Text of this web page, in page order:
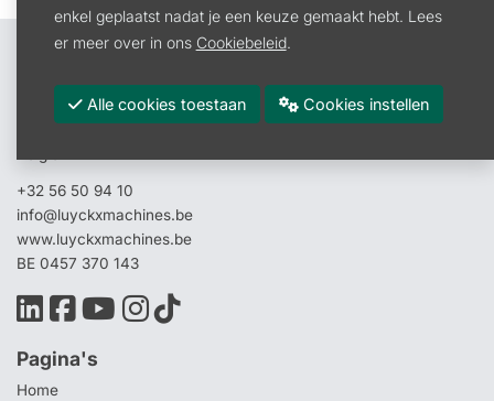
Contacteer ons
Luyckx Machines BV
Roeselarestraat 4A
+32 56 50 94 10
info@luyckxmachines.be
www.luyckxmachines.be
BE 0457 370 143
Pagina's
Home
enkel geplaatst nadat je een keuze gemaakt hebt. Lees
er meer over in ons Cookiebeleid.
Alle cookies toestaan Cookies instellen